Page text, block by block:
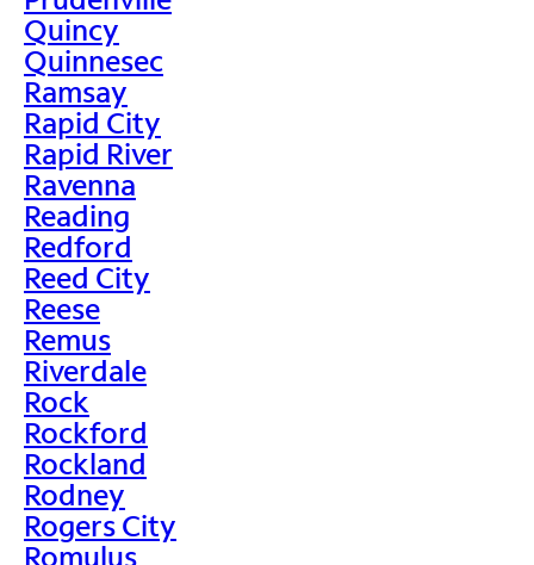
Quincy
Quinnesec
Ramsay
Rapid City
Rapid River
Ravenna
Reading
Redford
Reed City
Reese
Remus
Riverdale
Rock
Rockford
Rockland
Rodney
Rogers City
Romulus